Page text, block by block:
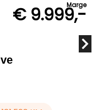
Marge
€ 9.999,-